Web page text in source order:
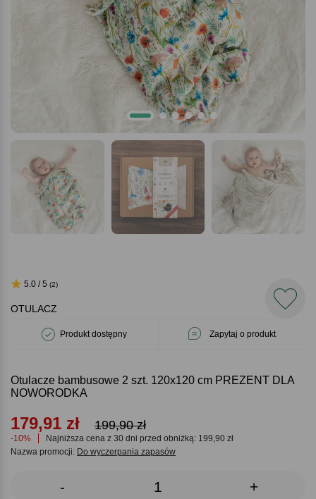
OTULACZ
Produkt dostępny Zapytaj o produkt
5.0 / 5 (2)
Otulacze bambusowe 2 szt. 120x120 cm PREZENT DLA
NOWORODKA
179,91 zł 199,90 zł
-10%
Najniższa cena z 30 dni przed obniżką: 199,90 zł
Nazwa promocji: Do wyczerpania zapasów
- +